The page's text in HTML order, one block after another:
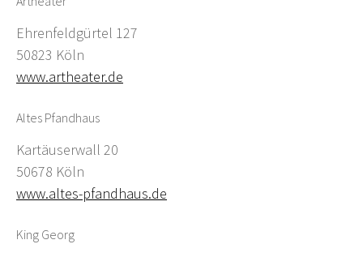
Ehrenfeldgürtel 127
50823 Köln
www.artheater.de
Altes Pfandhaus
Kartäuserwall 20
50678 Köln
www.altes-pfandhaus.de
King Georg